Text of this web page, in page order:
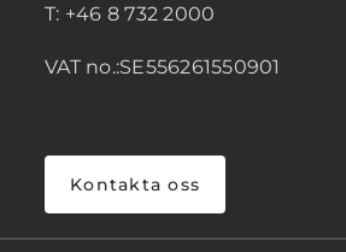
T: +46 8 732 2000
VAT no.:SE556261550901
Kontakta oss